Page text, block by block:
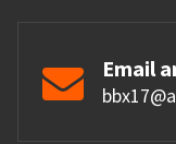
Email